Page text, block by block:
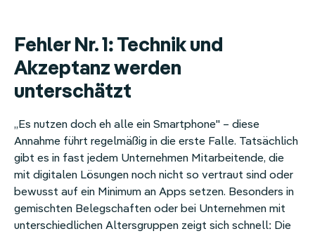
Fehler Nr. 1: Technik und
Akzeptanz werden
unterschätzt
„Es nutzen doch eh alle ein Smartphone" – diese
Annahme führt regelmäßig in die erste Falle. Tatsächlich
gibt es in fast jedem Unternehmen Mitarbeitende, die
mit digitalen Lösungen noch nicht so vertraut sind oder
bewusst auf ein Minimum an Apps setzen. Besonders in
gemischten Belegschaften oder bei Unternehmen mit
unterschiedlichen Altersgruppen zeigt sich schnell: Die